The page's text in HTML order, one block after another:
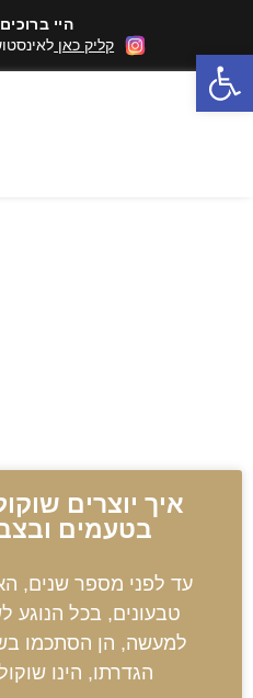
היי
קליק כאן
איך יוצרים
בטעמים
עד לפני מספר שנים,
טבעונים, בכל הנוגע
למעשה, הן הסתכמו
הגדרתו, הינו
פתח סרגל נגישות